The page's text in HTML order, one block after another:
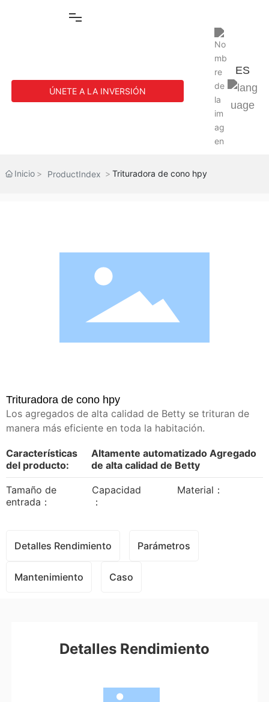
ES
ÚNETE A LA INVERSIÓN
Inicio ProductIndex Trituradora de cono hpy
Trituradora de cono hpy
Los agregados de alta calidad de Betty se trituran de
manera más eficiente en toda la habitación.
Características
del producto:
Altamente automatizado Agregado
de alta calidad de Betty
Tamaño de
entrada：
Capacidad
：
Material：
Detalles Rendimiento Parámetros
Mantenimiento Caso
Detalles Rendimiento